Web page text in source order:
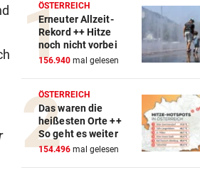
ÖSTERREICH
Erneuter Allzeit-
Rekord ++ Hitze
noch nicht vorbei
156.940 mal gelesen
ÖSTERREICH
Das waren die
heißesten Orte ++
So geht es weiter
154.496 mal gelesen